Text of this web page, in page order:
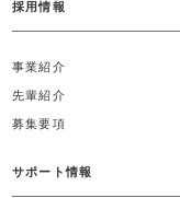
採用情報
事業紹介
先輩紹介
募集要項
サポート情報